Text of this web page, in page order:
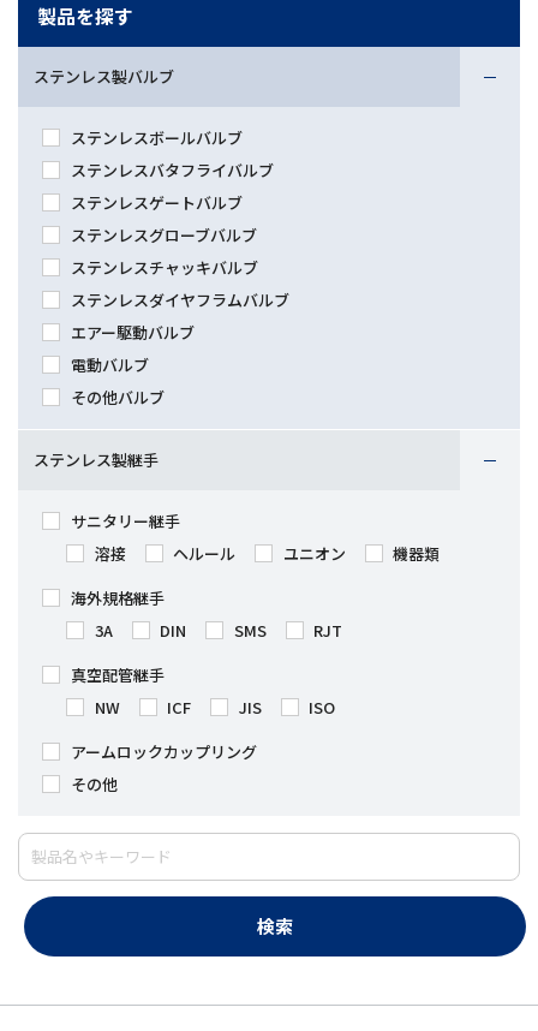
製品を探す
ステンレス製バルブ
ステンレスボールバルブ
ステンレスバタフライバルブ
ステンレスゲートバルブ
ステンレスグローブバルブ
ステンレスチャッキバルブ
ステンレスダイヤフラムバルブ
エアー駆動バルブ
電動バルブ
その他バルブ
ステンレス製継手
サニタリー継手
溶接
ヘルール ユニオン
機器類
海外規格継手
3A
DIN SMS
RJT
真空配管継手
NW
ICF JIS
ISO
アームロックカップリング
その他